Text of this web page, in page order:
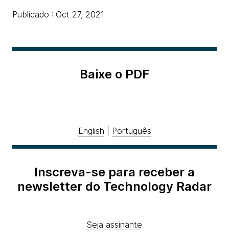
Publicado : Oct 27, 2021
Baixe o PDF
English Português
Inscreva-se para receber a
newsletter do Technology Radar
Seja assinante